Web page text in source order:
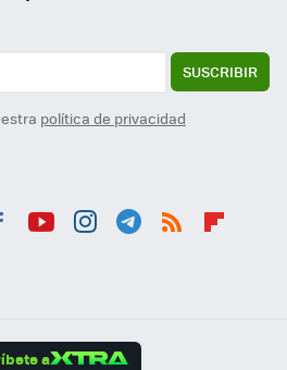
SUSCRIBIR
política de privacidad
a